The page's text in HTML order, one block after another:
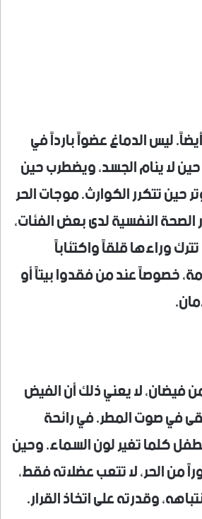
ليس الدماغ عضواً بارداً في
لا ينام الجسد، ويضطرب حين
حين تتكرر الكوارث. موجات الحر
الصحة النفسية لدى بعض الفئات،
وراءها قلقاً واكتئاباً
خصوصاً عند من فقدوا بيتاً أو
فيضان، لا يعني ذلك أن الفيض
في صوت المطر. في رائحة
كلما تغير لون السماء. وحين
من الحر، لا تتعب عضلاته فقط،
وقدرته على اتخاذ القرار.